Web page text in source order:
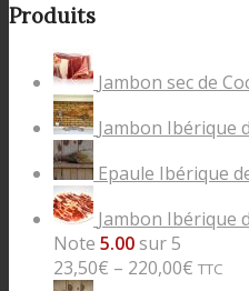
Produits
Jambon sec de
Jambon Ibérique
Epaule Ibérique
Jambon Ibérique
Note 5.00sur 5
23,50€ – 220,00€ TTC